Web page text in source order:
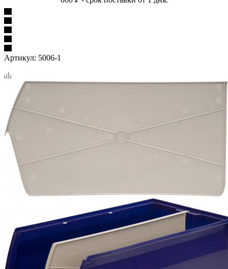
Артикул: 5006-1